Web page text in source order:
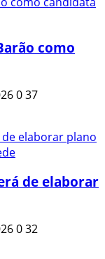
como
037
de elaborar
032